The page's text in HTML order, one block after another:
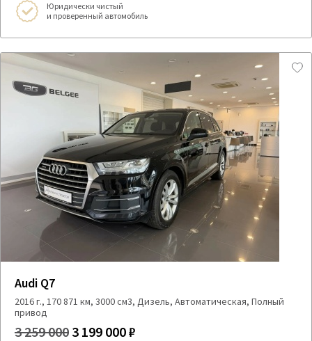
Юридически чистый
и проверенный автомобиль
Audi Q7
2016 г., 170 871 км, 3000 см3, Дизель, Автоматическая, Полный
привод
3 259 000 3 199 000 ₽